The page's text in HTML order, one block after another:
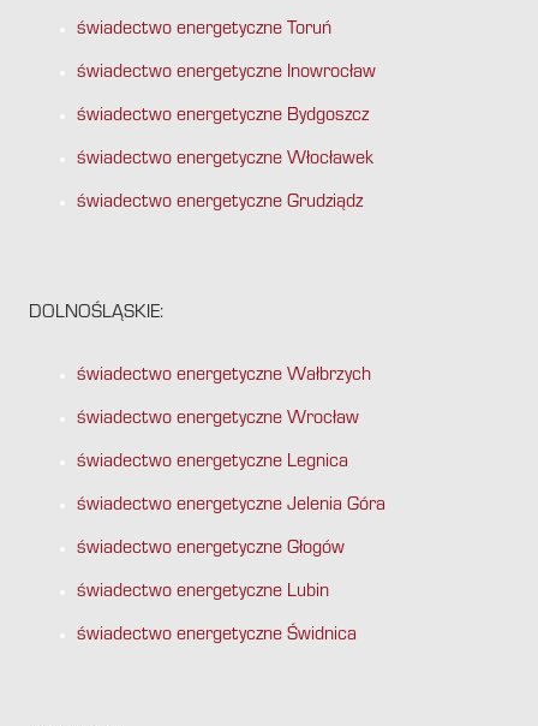
świadectwo energetyczne Toruń
świadectwo energetyczne Inowrocław
świadectwo energetyczne Bydgoszcz
świadectwo energetyczne Włocławek
świadectwo energetyczne Grudziądz
DOLNOŚLĄSKIE:
świadectwo energetyczne Wałbrzych
świadectwo energetyczne Wrocław
świadectwo energetyczne Legnica
świadectwo energetyczne Jelenia Góra
świadectwo energetyczne Głogów
świadectwo energetyczne Lubin
świadectwo energetyczne Świdnica